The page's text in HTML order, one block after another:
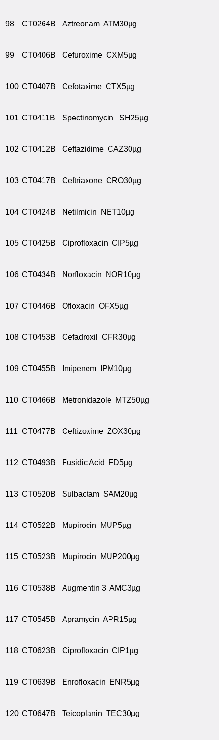
98 CT0264B Aztreonam ATM30µg
99 CT0406B Cefuroxime CXM5µg
100 CT0407B Cefotaxime CTX5µg
101 CT0411B Spectinomycin SH25µg
102 CT0412B Ceftazidime CAZ30µg
103 CT0417B Ceftriaxone CRO30µg
104 CT0424B Netilmicin NET10µg
105 CT0425B Ciprofloxacin CIP5µg
106 CT0434B Norfloxacin NOR10µg
107 CT0446B Ofloxacin OFX5µg
108 CT0453B Cefadroxil CFR30µg
109 CT0455B Imipenem IPM10µg
110 CT0466B Metronidazole MTZ50µg
111 CT0477B Ceftizoxime ZOX30µg
112 CT0493B Fusidic Acid FD5µg
113 CT0520B Sulbactam SAM20µg
114 CT0522B Mupirocin MUP5µg
115 CT0523B Mupirocin MUP200µg
116 CT0538B Augmentin 3 AMC3µg
117 CT0545B Apramycin APR15µg
118 CT0623B Ciprofloxacin CIP1µg
119 CT0639B Enrofloxacin ENR5µg
120 CT0647B Teicoplanin TEC30µg